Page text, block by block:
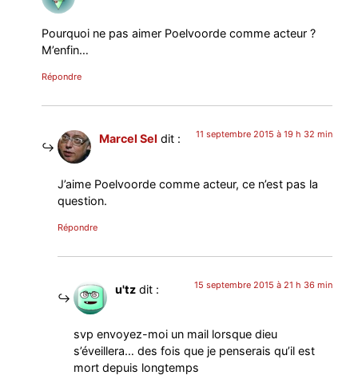
Pourquoi ne pas aimer Poelvoorde comme acteur ?
M’enfin…
Répondre
Marcel Sel dit : 11 septembre 2015 à 19 h 32 min
J’aime Poelvoorde comme acteur, ce n’est pas la
question.
Répondre
u'tz dit : 15 septembre 2015 à 21 h 36 min
svp envoyez-moi un mail lorsque dieu
s’éveillera… des fois que je penserais qu’il est
mort depuis longtemps